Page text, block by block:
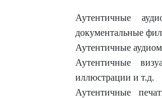
Аутентичные
документальные
Аутентичные
Аутентичные
иллюстрации и т.д.
Аутентичные